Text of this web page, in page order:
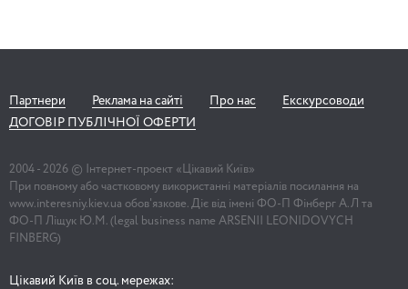
Партнери Реклама на сайті Про нас
Екскурсоводи
ДОГОВІР ПУБЛІЧНОЇ ОФЕРТИ
2004 - 2026 © Інтернет-проект «Цікавий Київ»
При повному або частковому використанні матеріалів посилання на
www.interesniy.kiev.ua обов'язкове. Діє від імені ФО-П Фінберг А.Л та
ФО-П Ліщук Ю.М. (legal business name ARSENII LEONIDOVYCH
FINBERG)
Цікавий Київ в соц. мережах: